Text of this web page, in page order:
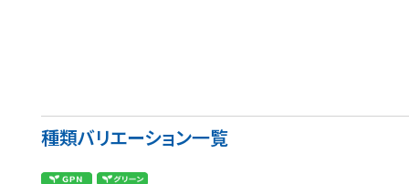
種類バリエーション一覧